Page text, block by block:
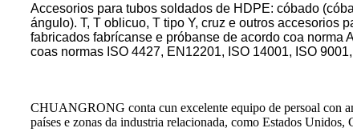
Accesorios para tubos soldados de HDPE: cóbado
ángulo). T, T oblicuo, T tipo Y, cruz e outros accesorios
fabricados fabrícanse e próbanse de acordo coa
coas normas ISO 4427, EN12201, ISO 14001, ISO
CHUANGRONG conta cun excelente equipo de persoal con
países e zonas da industria relacionada, como Estados